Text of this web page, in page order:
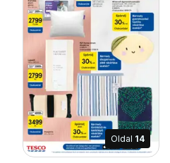
Oldal 14